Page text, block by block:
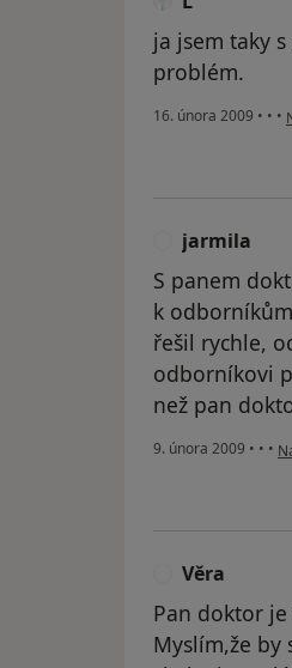
ja jsem taky
problém.
16. února 2009 • • •
jarmila
S panem
k
řešil rychle,
odborníkovi
než pan
9. února 2009 • • •
Věra
Pan doktor
Myslím,že by